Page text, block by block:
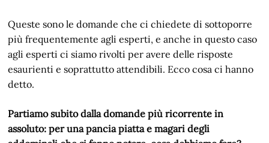
Queste sono le domande che ci chiedete di sottoporre
più frequentemente agli esperti, e anche in questo caso
agli esperti ci siamo rivolti per avere delle risposte
esaurienti e soprattutto attendibili. Ecco cosa ci hanno
detto.
Partiamo subito dalla domande più ricorrente in
assoluto: per una pancia piatta e magari degli